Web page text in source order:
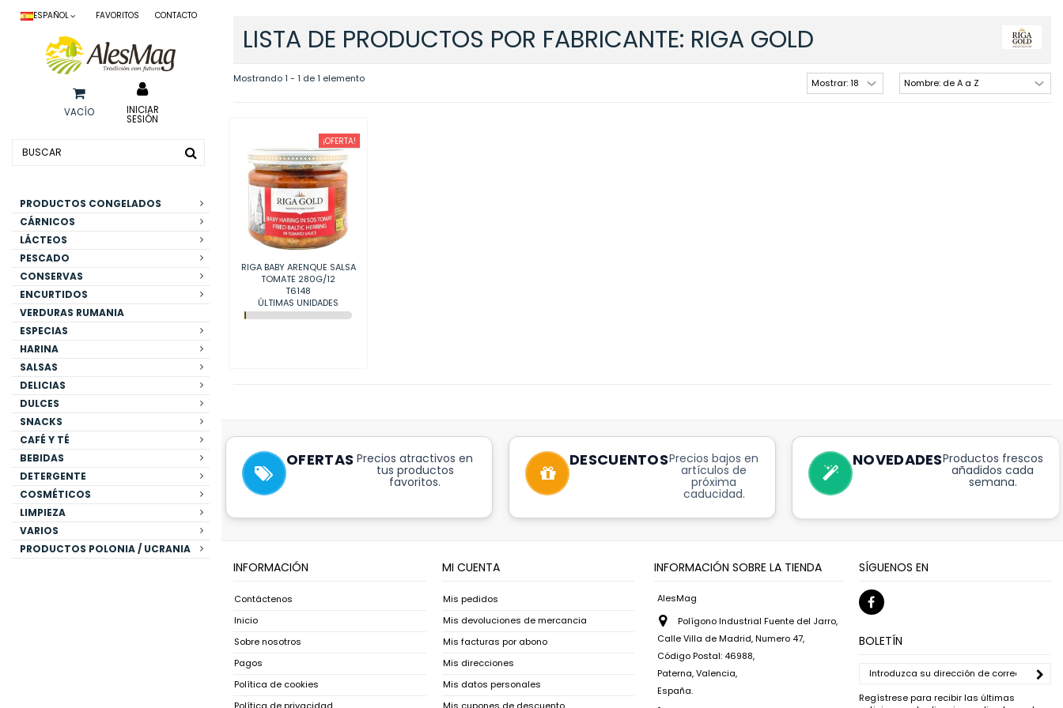
ESPAÑOL FAVORITOS CONTACTO
VACÍO INICIAR
SESIÓN
PRODUCTOS CONGELADOS
CÁRNICOS
LÁCTEOS
PESCADO
CONSERVAS
ENCURTIDOS
VERDURAS RUMANIA
ESPECIAS
HARINA
SALSAS
DELICIAS
DULCES
SNACKS
CAFÉ Y TÉ
BEBIDAS
DETERGENTE
COSMÉTICOS
LIMPIEZA
VARIOS
PRODUCTOS POLONIA / UCRANIA
LISTA DE PRODUCTOS POR FABRICANTE: RIGA GOLD
Mostrando 1 - 1 de 1 elemento
¡OFERTA!
RIGA BABY ARENQUE SALSA
TOMATE 280G/12
T6148
ÚLTIMAS UNIDADES
OFERTAS Precios atractivos en
tus productos
favoritos.
DESCUENTOSPrecios bajos en
artículos de
próxima
caducidad.
NOVEDADESProductos frescos
añadidos cada
semana.
INFORMACIÓN
Contáctenos
Inicio
Sobre nosotros
Pagos
Política de cookies
MI CUENTA
Mis pedidos
Mis devoluciones de mercancia
Mis facturas por abono
Mis direcciones
Mis datos personales
INFORMACIÓN SOBRE LA TIENDA
AlesMag
Polígono Industrial Fuente del Jarro,
Calle Villa de Madrid, Numero 47,
Código Postal: 46988,
Paterna, Valencia,
España.
SÍGUENOS EN
BOLETÍN
Regístrese para recibir las últimas